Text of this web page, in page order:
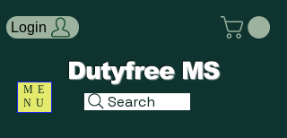
ME
NU
Search
Login
Dutyfree MS